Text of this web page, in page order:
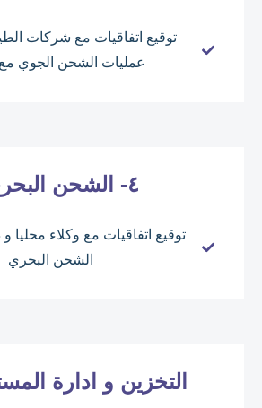
توقيع اتفاقيات مع شركات
عمليات الشحن الجوي مع
توقيع اتفاقيات مع وكلاء محليا و
الشحن البحري
التخزين و ادارة